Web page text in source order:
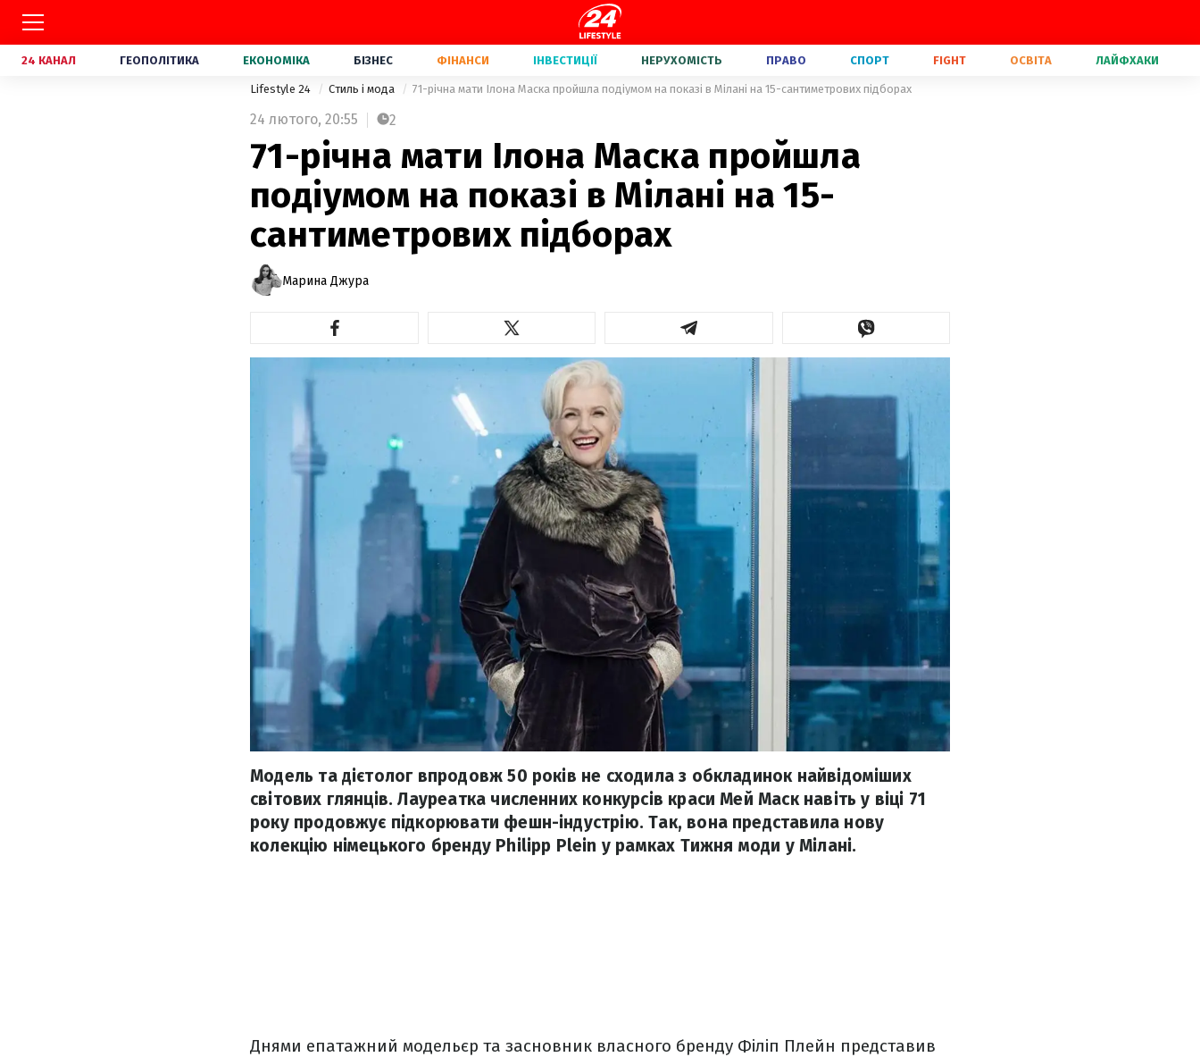
24 КАНАЛ ГЕОПОЛІТИКА ЕКОНОМІКА БІЗНЕС ФІНАНСИ ІНВЕСТИЦІЇ НЕРУХОМІСТЬ ПРАВО СПОРТ FIGHT ОСВІТА ЛАЙФХАКИ
Lifestyle 24 Стиль і мода 71-річна мати Ілона Маска пройшла подіумом на показі в Мілані на 15-сантиметрових підборах
24 лютого, 20:55 2
71-річна мати Ілона Маска пройшла
подіумом на показі в Мілані на 15-
сантиметрових підборах
Марина Джура
Модель та дієтолог впродовж 50 років не сходила з обкладинок найвідоміших
світових глянців. Лауреатка численних конкурсів краси Мей Маск навіть у віці 71
року продовжує підкорювати фешн-індустрію. Так, вона представила нову
колекцію німецького бренду Philipp Plein у рамках Тижня моди у Мілані.
Днями епатажний модельєр та засновник власного бренду Філіп Плейн представив